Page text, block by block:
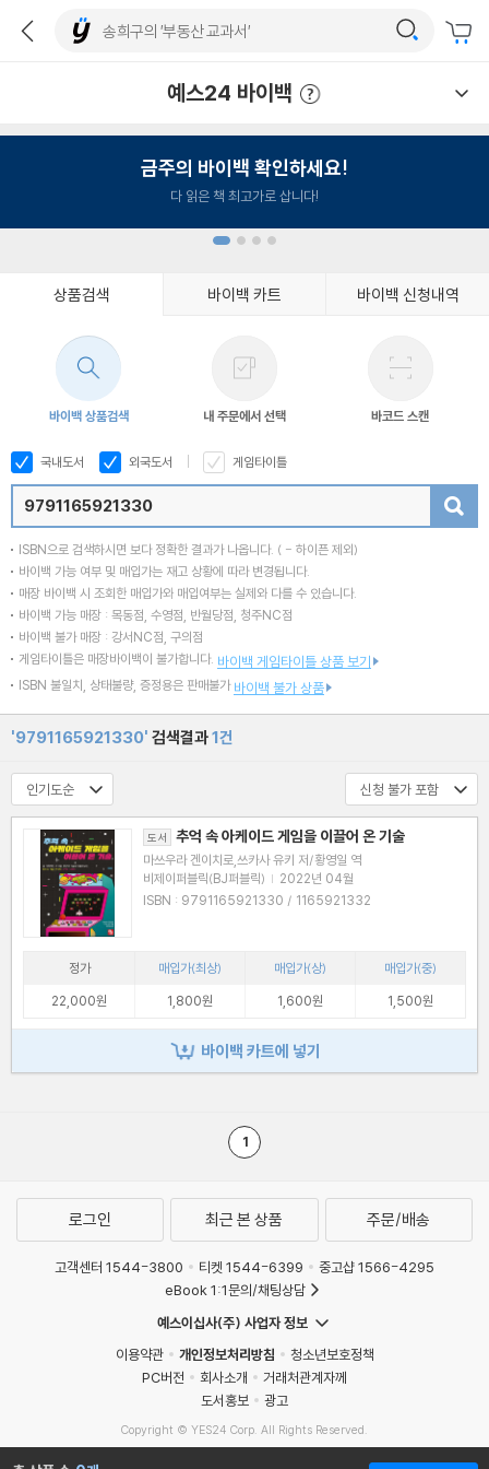
예스24 바이백
금주의 바이백 확인하세요!
다 읽은 책 최고가로 삽니다!
상품검색 바이백 카트 바이백 신청내역
바이백 상품검색 내 주문에서 선택 바코드 스캔
국내도서 외국도서 게임타이틀
ISBN으로 검색하시면 보다 정확한 결과가 나옵니다. ( - 하이픈 제외)
바이백 가능 여부 및 매입가는 재고 상황에 따라 변경됩니다.
매장 바이백 시 조회한 매입가와 매입여부는 실제와 다를 수 있습니다.
바이백 가능 매장 : 목동점, 수영점, 반월당점, 청주NC점
바이백 불가 매장 : 강서NC점, 구의점
게임타이틀은 매장바이백이 불가합니다. 바이백 게임타이틀 상품 보기
ISBN 불일치, 상태불량, 증정용은 판매불가 바이백 불가 상품
'9791165921330' 검색결과1건
도서 추억 속 아케이드 게임을 이끌어 온 기술
마쓰우라 겐이치로,쓰카사 유키 저/황영일 역
비제이퍼블릭(BJ퍼블릭) | 2022년 04월
ISBN : 9791165921330 / 1165921332
정가 매입가(최상) 매입가(상)
매입가(중)
22,000원
1,800원 1,600원 1,500원
바이백 카트에 넣기
1
로그인 최근 본 상품 주문/배송
고객센터 1544-3800 티켓 1544-6399
중고샵 1566-4295
eBook 1:1문의/채팅상담
예스이십사(주) 사업자 정보
이용약관
개인정보처리방침
청소년보호정책
PC버전
회사소개
거래처관계자께
도서홍보
광고
Copyright © YES24 Corp. All Rights Reserved.
MATOM10